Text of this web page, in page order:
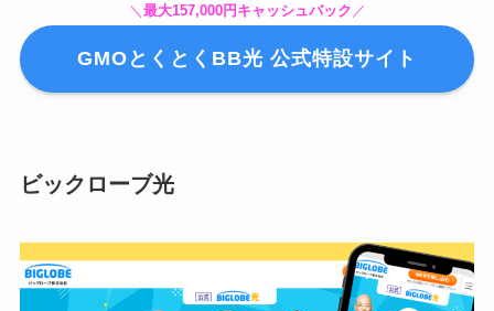
＼ 最大157,000円キャッシュバック ／
GMOとくとくBB光 公式特設サイト
ビックローブ光